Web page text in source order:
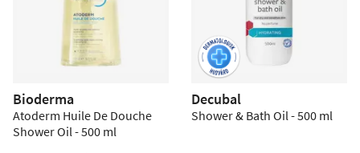
Bioderma
Atoderm Huile De Douche
Shower Oil - 500 ml
Decubal
Shower & Bath Oil - 500 ml